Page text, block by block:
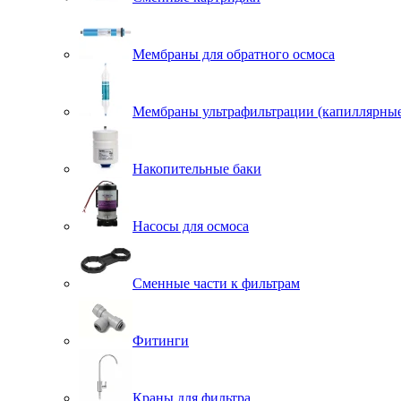
Мембраны для обратного осмоса
Мембраны ультрафильтрации
Накопительные баки
Насосы для осмоса
Сменные части к фильтрам
Фитинги
Краны для фильтра